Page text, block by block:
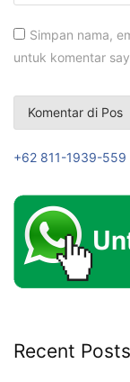
Simpan nama,
untuk komentar
+62 811-1939-559
Recent Posts